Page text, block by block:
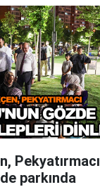
Pekyatırmacı
parkında